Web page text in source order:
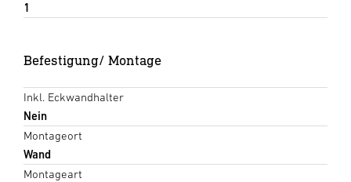
1
Befestigung/ Montage
Inkl. Eckwandhalter
Nein
Montageort
Wand
Montageart